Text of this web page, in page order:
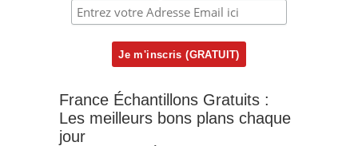
France Échantillons Gratuits :
Les meilleurs bons plans chaque
jour